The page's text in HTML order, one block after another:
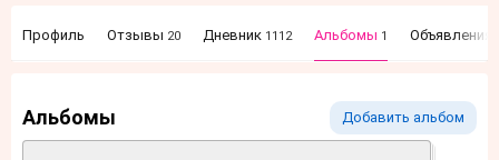
Профиль Отзывы 20 Дневник 1112 Альбомы 1 Объявления
Альбомы Добавить альбом